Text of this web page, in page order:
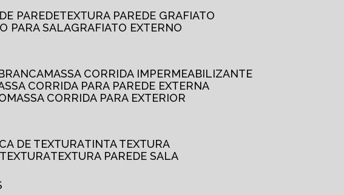
PAREDE
TEXTURA PAREDE GRAFIATO
PARA SALA
GRAFIATO EXTERNO
MASSA CORRIDA IMPERMEABILIZANTE
CORRIDA PARA PAREDE EXTERNA
MASSA CORRIDA PARA EXTERIOR
DE TEXTURA
TINTA TEXTURA
TEXTURA PAREDE SALA